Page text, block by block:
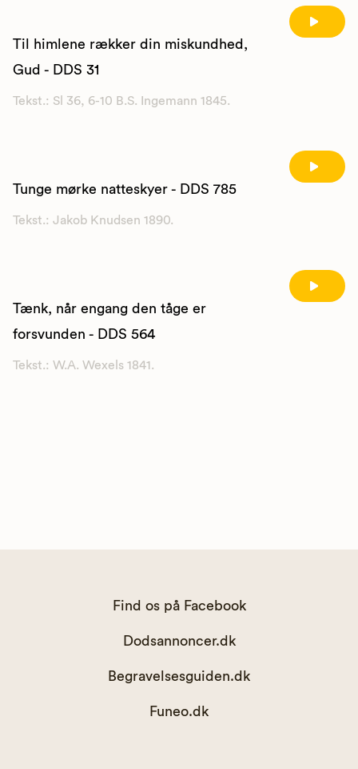
Til himlene rækker din miskundhed,
Gud - DDS 31
Tekst.: Sl 36, 6-10 B.S. Ingemann 1845.
Tunge mørke natteskyer - DDS 785
Tekst.: Jakob Knudsen 1890.
Tænk, når engang den tåge er
forsvunden - DDS 564
Tekst.: W.A. Wexels 1841.
Find os på Facebook
Dodsannoncer.dk
Begravelsesguiden.dk
Funeo.dk